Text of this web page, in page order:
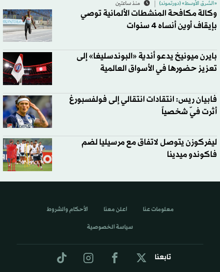
«الشرق الأوسط» (دورتموند) منذ ساعتين
وكالة مكافحة المنشطات الألمانية توصي
بإيقاف أوين أنساه 4 سنوات
بايرن ميونيخ يدعو أندية «البوندسليغا» إلى
تعزيز حضورها في الأسواق العالمية
فابيان ريس: انتقادات انتقالي إلى فولفسبورغ
أثرت فيّ شخصياً
ليفركوزن يتوصل لاتفاق مع مرسيليا لضم
فاكوندو ميدينا
تابعنا
معلومات عنا اعلن معنا الأحكام والشروط
سياسة الخصوصية